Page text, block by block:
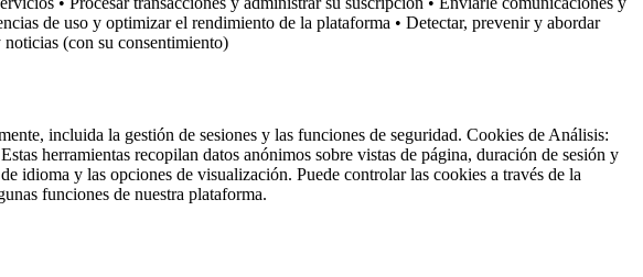
de uso y optimizar el rendimiento de la plataforma • Detectar, prevenir y abordar
(con su consentimiento)
incluida la gestión de sesiones y las funciones de seguridad. Cookies de Análisis:
herramientas recopilan datos anónimos sobre vistas de página, duración de sesión y
idioma y las opciones de visualización. Puede controlar las cookies a través de la
funciones de nuestra plataforma.